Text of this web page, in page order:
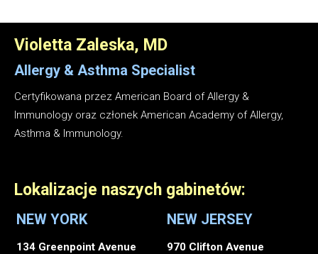
Violetta Zaleska, MD
Allergy & Asthma Specialist
Certyfikowana przez American Board of Allergy &
Immunology oraz członek American Academy of Allergy,
Asthma & Immunology.
Lokalizacje naszych gabinetów:
NEW YORK
134 Greenpoint Avenue
NEW JERSEY
970 Clifton Avenue